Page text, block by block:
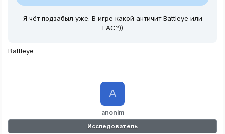
Я чёт подзабыл уже. В игре какой античит Battleye или
EAC?))
Battleye
anonim
A
Исследователь